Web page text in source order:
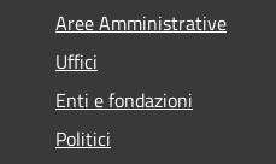
Aree Amministrative
Uffici
Enti e fondazioni
Politici